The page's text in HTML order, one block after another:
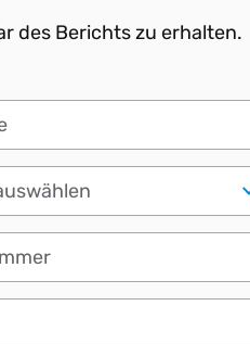
des Berichts zu erhalten.